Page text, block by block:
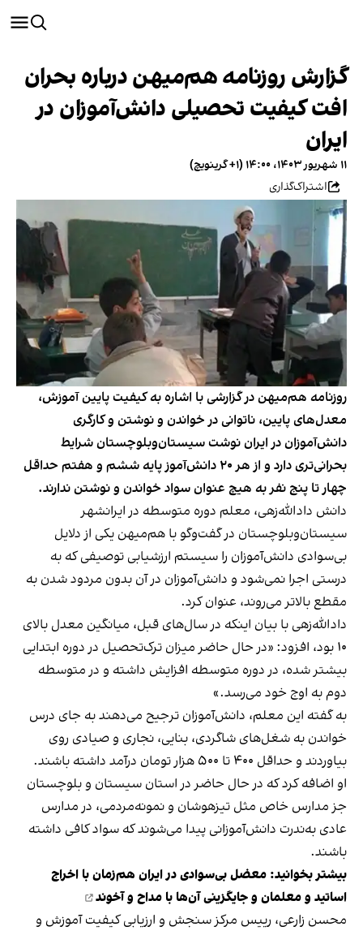
گزارش روزنامه هم‌میهن درباره بحران
افت کیفیت تحصیلی دانش‌آموزان در
ایران
۱۱ شهریور ۱۴۰۳، ۱۴:۰۰ (‎+۱ گرینویچ)
اشتراک‌گذاری
روزنامه هم‌‏میهن در گزارشی با اشاره به کیفیت پایین آموزش،
معدل‏‌های پایین، ناتوانی در خواندن و نوشتن و کارگری
دانش‌‏آموزان در ایران نوشت سیستان‌وبلوچستان شرایط
بحرانی‌تری دارد و از هر ۲۰ دانش‌آموز پایه ششم و هفتم حداقل
چهار تا پنج نفر به هیچ‌ عنوان سواد خواندن و نوشتن ندارند.
دانش دادالله‌زهی، معلم دوره متوسطه در ایرانشهر
سیستان‌وبلوچستان در گفت‌وگو با هم‌میهن یکی از دلایل
بی‌سوادی دانش‌آموزان را سیستم ارزشیابی توصیفی که به
درستی اجرا نمی‌شود و دانش‌آموزان در آن بدون مردود شدن به
مقطع بالاتر می‌روند، عنوان کرد.
دادالله‌زهی با بیان اینکه در سال‌های قبل، میانگین معدل بالای
۱۰ بود، افزود: «در حال حاضر میزان ترک‌تحصیل در دوره ابتدایی
بیشتر شده، در دوره متوسطه افزایش داشته و در متوسطه
دوم به اوج خود می‌رسد.»
به گفته این معلم، دانش‌آموزان ترجیح می‌دهند به جای درس
خواندن به شغل‌های شاگردی، بنایی، نجاری و صیادی روی
بیاوردند و حداقل ۴۰۰ تا ۵۰۰ هزار تومان درآمد داشته باشند.
او اضافه کرد که در حال حاضر در استان سیستان و بلوچستان
جز مدارس خاص مثل تیزهوشان و نمونه‌مردمی، در مدارس
عادی به‌ندرت دانش‌آموزانی پیدا می‌شوند که سواد کافی داشته
باشند.
بیشتر بخوانید: معضل بی‌سوادی در ایران هم‌زمان با اخراج
اساتید و معلمان و جایگزینی آن‌ها با مداح و آخوند
محسن زارعی، رییس مرکز سنجش و ارزیابی کیفیت آموزش و